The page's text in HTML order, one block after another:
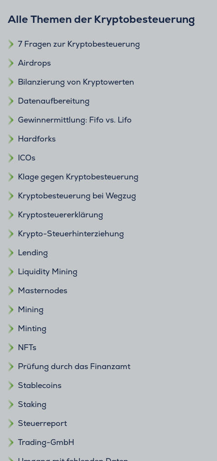
Alle Themen der Kryptobesteuerung
7 Fragen zur Kryptobesteuerung
Airdrops
Bilanzierung von Kryptowerten
Datenaufbereitung
Gewinnermittlung: Fifo vs. Lifo
Hardforks
ICOs
Klage gegen Kryptobesteuerung
Kryptobesteuerung bei Wegzug
Kryptosteuererklärung
Krypto-Steuerhinterziehung
Lending
Liquidity Mining
Masternodes
Mining
Minting
NFTs
Prüfung durch das Finanzamt
Stablecoins
Staking
Steuerreport
Trading-GmbH